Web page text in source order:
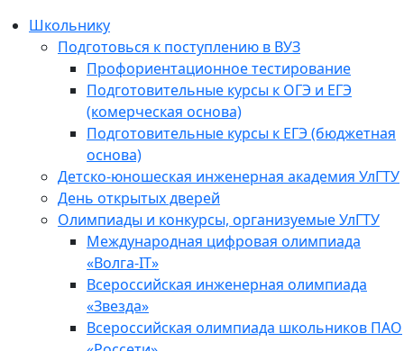
Школьнику
Подготовься к поступлению в ВУЗ
Профориентационное тестирование
Подготовительные курсы к ОГЭ и ЕГЭ
(комерческая основа)
Подготовительные курсы к ЕГЭ (бюджетная
основа)
Детско-юношеская инженерная академия УлГТУ
День открытых дверей
Олимпиады и конкурсы, организуемые УлГТУ
Международная цифровая олимпиада
«Волга-IT»
Всероссийская инженерная олимпиада
«Звезда»
Всероссийская олимпиада школьников ПАО